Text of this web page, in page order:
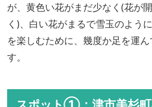
が、黄色い花がまだ少なく(花が
く)、白い花がまるで雪玉のよう
を楽しむために、幾度か足を運
す。